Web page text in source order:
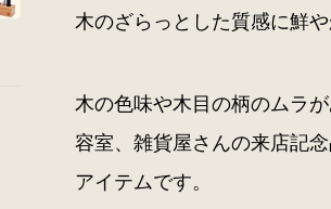
木のざらっとした質感に鮮
木の色味や木目の柄のムラ
容室、雑貨屋さんの来店記
アイテムです。